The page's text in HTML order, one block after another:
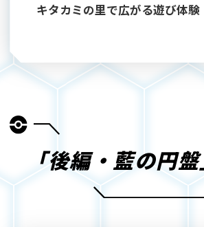
キタカミの里で広がる遊び体験
「後編・藍の円盤